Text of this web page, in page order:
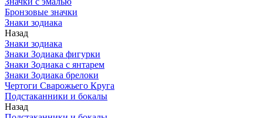
Бронзовые значки
Знаки зодиака
Назад
Знаки зодиака
Знаки Зодиака фигурки
Знаки Зодиака с янтарем
Знаки Зодиака брелоки
Чертоги Сварожьего Круга
Подстаканники и бокалы
Назад